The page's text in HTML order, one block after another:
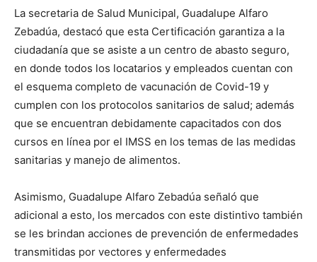
La secretaria de Salud Municipal, Guadalupe Alfaro
Zebadúa, destacó que esta Certificación garantiza a la
ciudadanía que se asiste a un centro de abasto seguro,
en donde todos los locatarios y empleados cuentan con
el esquema completo de vacunación de Covid-19 y
cumplen con los protocolos sanitarios de salud; además
que se encuentran debidamente capacitados con dos
cursos en línea por el IMSS en los temas de las medidas
sanitarias y manejo de alimentos.
Asimismo, Guadalupe Alfaro Zebadúa señaló que
adicional a esto, los mercados con este distintivo también
se les brindan acciones de prevención de enfermedades
transmitidas por vectores y enfermedades